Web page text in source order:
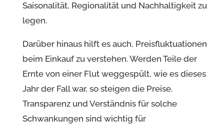
Saisonalität, Regionalität und Nachhaltigkeit zu
legen.
Darüber hinaus hilft es auch, Preisfluktuationen
beim Einkauf zu verstehen. Werden Teile der
Ernte von einer Flut weggespült, wie es dieses
Jahr der Fall war, so steigen die Preise.
Transparenz und Verständnis für solche
Schwankungen sind wichtig für